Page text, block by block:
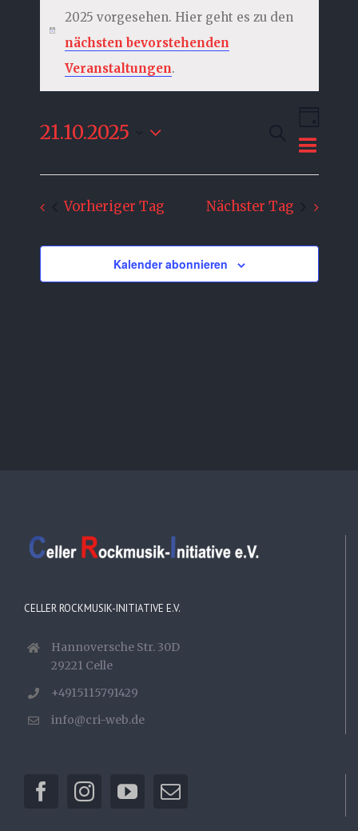
2025 vorgesehen. Hier geht es zu den
nächsten bevorstehenden
Veranstaltungen.
Suche
und
Tag
21.10.2025
Vorheriger Tag Nächster Tag
Kalender abonnieren
CELLER ROCKMUSIK-INITIATIVE E.V.
Hannoversche Str. 30D
29221 Celle
+4915115791429
info@cri-web.de